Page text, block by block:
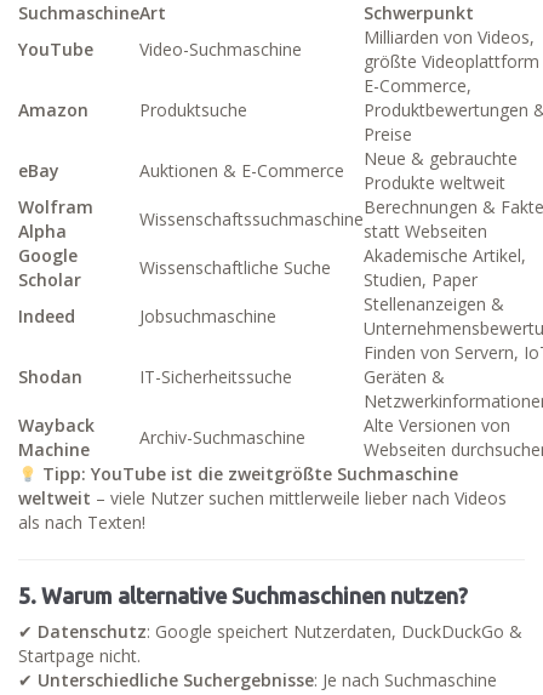
SuchmaschineArt
Schwerpunkt
YouTube
Video-Suchmaschine
Milliarden von Videos,
größte Videoplattform
Amazon Produktsuche
E-Commerce,
Produktbewertungen
Preise
eBay
Auktionen & E-Commerce
Neue & gebrauchte
Produkte weltweit
Wolfram
Alpha
Wissenschaftssuchmaschine
Berechnungen &
statt Webseiten
Google
Scholar
Wissenschaftliche Suche
Akademische Artikel,
Studien, Paper
Indeed
Jobsuchmaschine
Stellenanzeigen &
Shodan IT-Sicherheitssuche
Finden von Servern,
Geräten &
Wayback
Machine
Archiv-Suchmaschine
Alte Versionen von
Webseiten
Tipp: YouTube ist die zweitgrößte Suchmaschine
weltweit – viele Nutzer suchen mittlerweile lieber nach Videos
als nach Texten!
5. Warum alternative Suchmaschinen nutzen?
✔ Datenschutz: Google speichert Nutzerdaten, DuckDuckGo &
Startpage nicht.
✔ Unterschiedliche Suchergebnisse: Je nach Suchmaschine